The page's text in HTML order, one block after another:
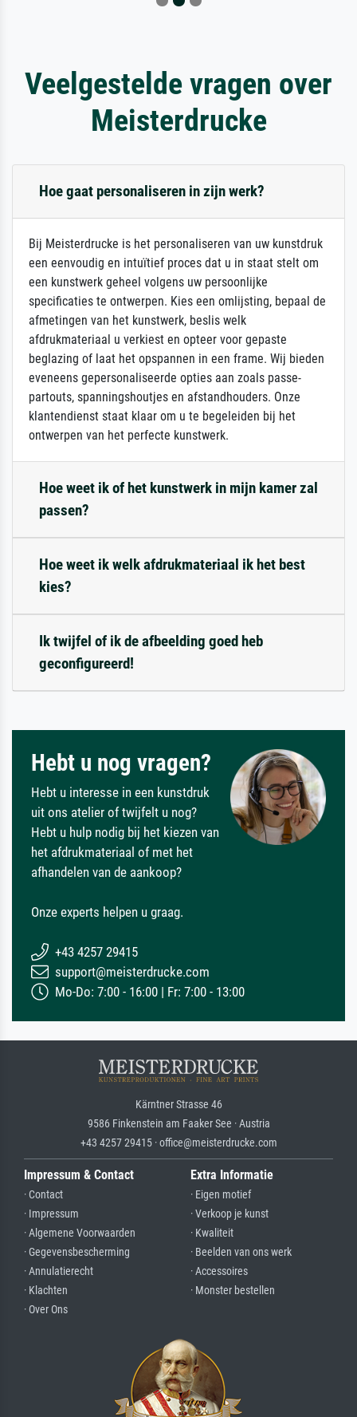
Veelgestelde vragen over
Meisterdrucke
Hoe gaat personaliseren in zijn werk?
Bij Meisterdrucke is het personaliseren van uw kunstdruk
een eenvoudig en intuïtief proces dat u in staat stelt om
een kunstwerk geheel volgens uw persoonlijke
specificaties te ontwerpen. Kies een omlijsting, bepaal de
afmetingen van het kunstwerk, beslis welk
afdrukmateriaal u verkiest en opteer voor gepaste
beglazing of laat het opspannen in een frame. Wij bieden
eveneens gepersonaliseerde opties aan zoals passe-
partouts, spanningshoutjes en afstandhouders. Onze
klantendienst staat klaar om u te begeleiden bij het
ontwerpen van het perfecte kunstwerk.
Hoe weet ik of het kunstwerk in mijn kamer zal
passen?
Hoe weet ik welk afdrukmateriaal ik het best
kies?
Ik twijfel of ik de afbeelding goed heb
geconfigureerd!
Hebt u nog vragen?
Hebt u interesse in een kunstdruk
uit ons atelier of twijfelt u nog?
Hebt u hulp nodig bij het kiezen van
het afdrukmateriaal of met het
afhandelen van de aankoop?
Onze experts helpen u graag.
+43 4257 29415
support@meisterdrucke.com
Mo-Do: 7:00 - 16:00 | Fr: 7:00 - 13:00
Kärntner Strasse 46
9586 Finkenstein am Faaker See · Austria
+43 4257 29415 · office@meisterdrucke.com
Impressum & Contact
· Contact
· Impressum
· Algemene Voorwaarden
· Gegevensbescherming
· Annulatierecht
· Klachten
· Over Ons
Extra Informatie
· Eigen motief
· Verkoop je kunst
· Kwaliteit
· Beelden van ons werk
· Accessoires
· Monster bestellen